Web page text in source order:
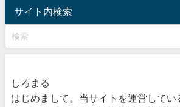
サイト内検索
しろまる
はじめまして。当サイトを運営してい